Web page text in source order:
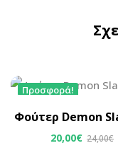
Προσφορά!
Φούτερ Demon
20,00€ 24,00€